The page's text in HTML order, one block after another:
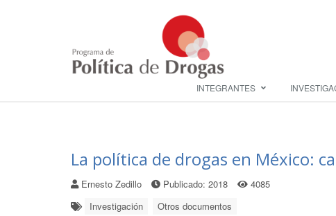
INTEGRANTES
La política de drogas en México:
Ernesto Zedillo Publicado: 2018
4085
Investigación
Otros documentos